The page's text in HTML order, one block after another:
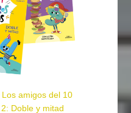
amigos del 10
Doble y mitad